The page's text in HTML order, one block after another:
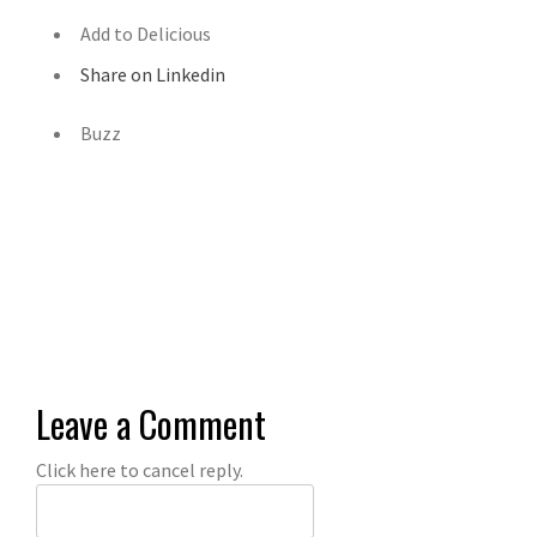
Add to Delicious
Share on Linkedin
Buzz
Leave a Comment
Click here to cancel reply.